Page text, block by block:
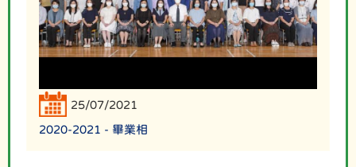
25/07/2021
2020-2021 - 畢業相